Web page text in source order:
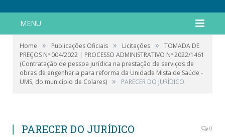
MENU
Home » Publicações Oficiais » Licitações »
TOMADA DE
PREÇOS Nº 004/2022 | PROCESSO ADMINISTRATIVO Nº 2022/1461
(Contratação de pessoa jurídica na prestação de serviços de
obras de engenharia para reforma da Unidade Mista de Saúde -
UMS, do município de Colares) » PARECER DO JURÍDICO
PARECER DO JURÍDICO 0